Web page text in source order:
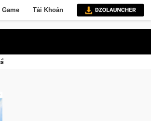
Game Tài Khoản
– Game đua xe mô tô PvP sở hữu vật lý siêu